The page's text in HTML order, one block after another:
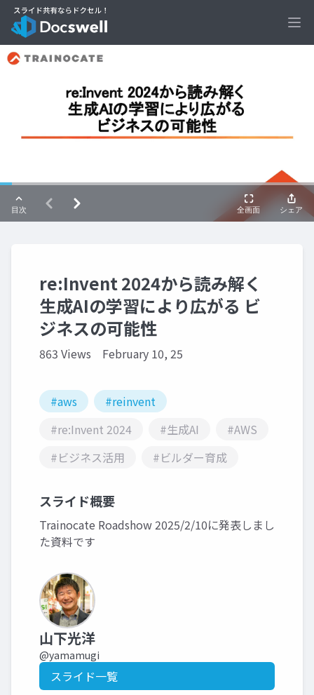
re:Invent 2024から読み解く
生成AIの学習により広がる ビ
ジネスの可能性
863 Views February 10, 25
#aws
#reinvent
#re:Invent 2024
#生成AI
#AWS
#ビジネス活用
#ビルダー育成
スライド概要
Trainocate Roadshow 2025/2/10に発表しまし
た資料です
山下光洋
@yamamugi
スライド一覧